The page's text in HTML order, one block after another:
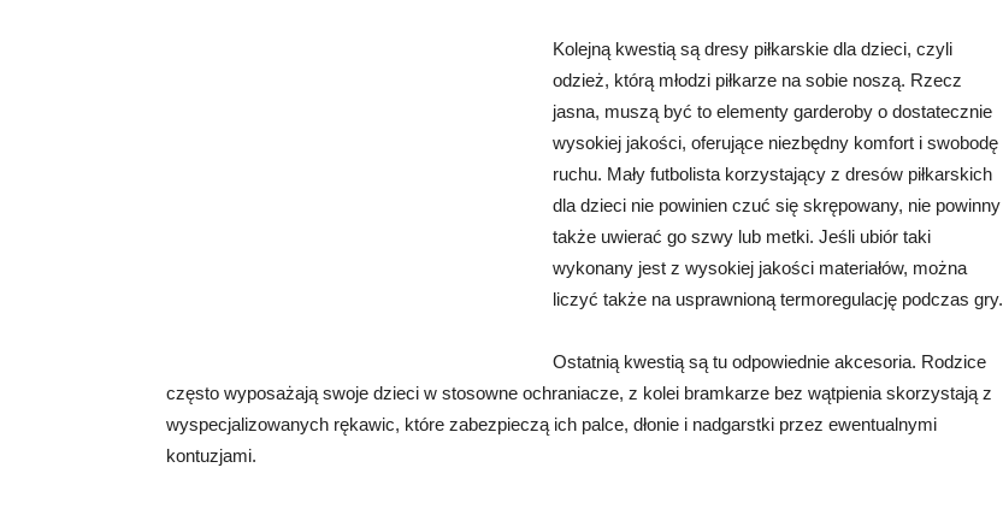
Kolejną kwestią są dresy piłkarskie dla dzieci, czyli
odzież, którą młodzi piłkarze na sobie noszą. Rzecz
jasna, muszą być to elementy garderoby o dostatecznie
wysokiej jakości, oferujące niezbędny komfort i swobodę
ruchu. Mały futbolista korzystający z dresów piłkarskich
dla dzieci nie powinien czuć się skrępowany, nie powinny
także uwierać go szwy lub metki. Jeśli ubiór taki
wykonany jest z wysokiej jakości materiałów, można
liczyć także na usprawnioną termoregulację podczas gry.
Ostatnią kwestią są tu odpowiednie akcesoria. Rodzice
często wyposażają swoje dzieci w stosowne ochraniacze, z kolei bramkarze bez wątpienia skorzystają z
wyspecjalizowanych rękawic, które zabezpieczą ich palce, dłonie i nadgarstki przez ewentualnymi
kontuzjami.